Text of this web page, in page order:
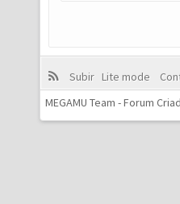
Subir Lite mode
MEGAMU Team - Forum